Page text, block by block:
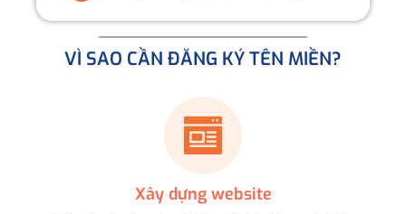
VÌ SAO CẦN ĐĂNG KÝ TÊN MIỀN?
Xây dựng website